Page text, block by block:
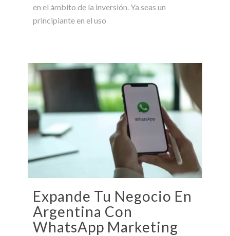
en el ámbito de la inversión. Ya seas un
principiante en el uso
Expande Tu Negocio En
Argentina Con
WhatsApp Marketing